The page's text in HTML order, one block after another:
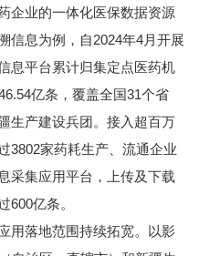
企业的一体化医保数据资源
信息为例，自2024年4月开展
息平台累计归集定点医药机
亿条，覆盖全国31个省
生产建设兵团。接入超百万
3802家药耗生产、流通企业
采集应用平台，上传及下载
600亿条。
落地范围持续拓宽。以影